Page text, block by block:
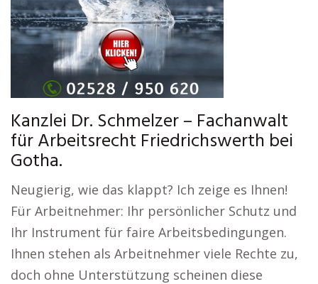
Kanzlei Dr. Schmelzer – Fachanwalt
für Arbeitsrecht Friedrichswerth bei
Gotha.
Neugierig, wie das klappt? Ich zeige es Ihnen!
Für Arbeitnehmer: Ihr persönlicher Schutz und
Ihr Instrument für faire Arbeitsbedingungen.
Ihnen stehen als Arbeitnehmer viele Rechte zu,
doch ohne Unterstützung scheinen diese